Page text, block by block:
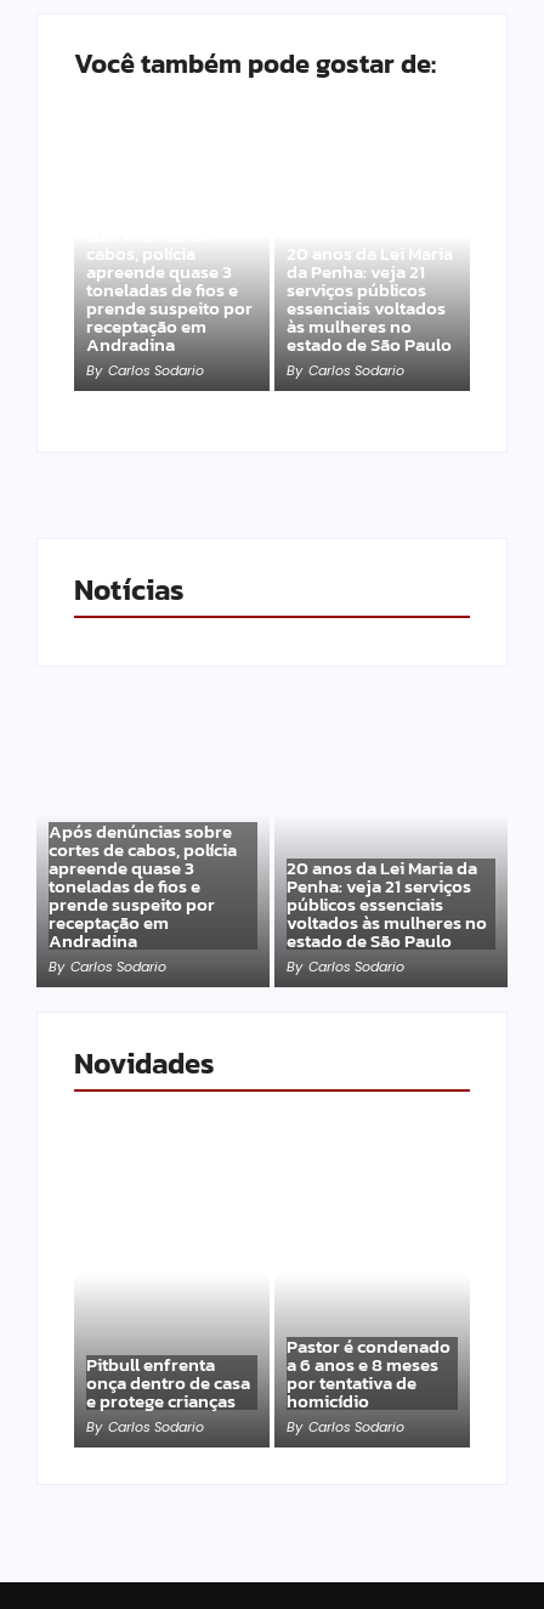
Você também pode gostar de:
cabos, polícia
apreende quase 3
toneladas de fios e
prende suspeito por
receptação em
Andradina
By Carlos Sodario
20 anos da Lei Maria
da Penha: veja 21
serviços públicos
essenciais voltados
às mulheres no
estado de São Paulo
By Carlos Sodario
Notícias
Após denúncias sobre
cortes de cabos, polícia
apreende quase 3
toneladas de fios e
prende suspeito por
receptação em
Andradina
By Carlos Sodario
20 anos da Lei Maria da
Penha: veja 21 serviços
públicos essenciais
voltados às mulheres no
estado de São Paulo
By Carlos Sodario
Novidades
Pitbull enfrenta
onça dentro de casa
e protege crianças
By Carlos Sodario
Pastor é condenado
a 6 anos e 8 meses
por tentativa de
homicídio
By Carlos Sodario